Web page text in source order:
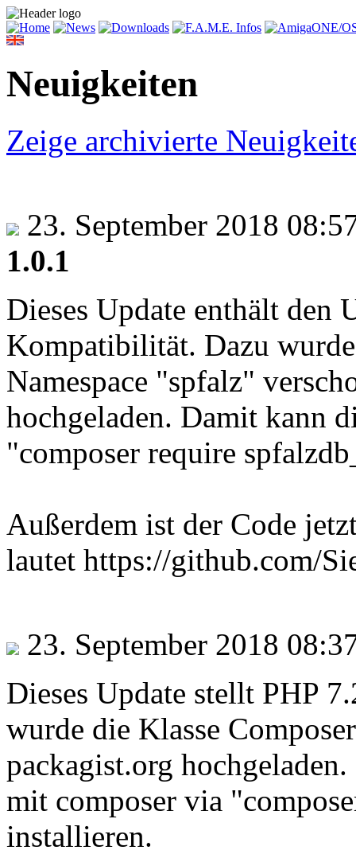
Neuigkeiten
Zeige archivierte
23. September 2018
1.0.1
Dieses Update enthält den
Kompatibilität. Dazu
Namespace "spfalz"
hochgeladen. Damit kann
"composer require
Außerdem ist der Code
lautet https://github.com/
23. September 2018
Dieses Update stellt PHP
wurde die Klasse
packagist.org
mit composer via
installieren.